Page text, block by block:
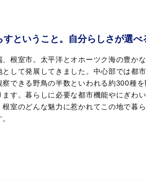
ということ。自分らしさが選べ
、根室市。太平洋とオホーツク海の豊か
として発展してきました。中心部では都
察できる野鳥の半数といわれる約300種
ます。暮らしに必要な都市機能やにぎわ
根室のどんな魅力に惹かれてこの地で暮